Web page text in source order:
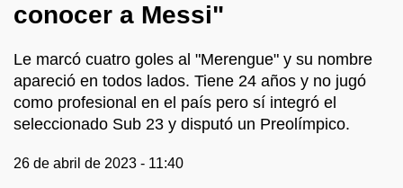
conocer a Messi"
Le marcó cuatro goles al "Merengue" y su nombre
apareció en todos lados. Tiene 24 años y no jugó
como profesional en el país pero sí integró el
seleccionado Sub 23 y disputó un Preolímpico.
26 de abril de 2023 - 11:40